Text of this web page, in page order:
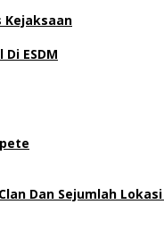
Kejaksaan
ESDM
Dan Sejumlah